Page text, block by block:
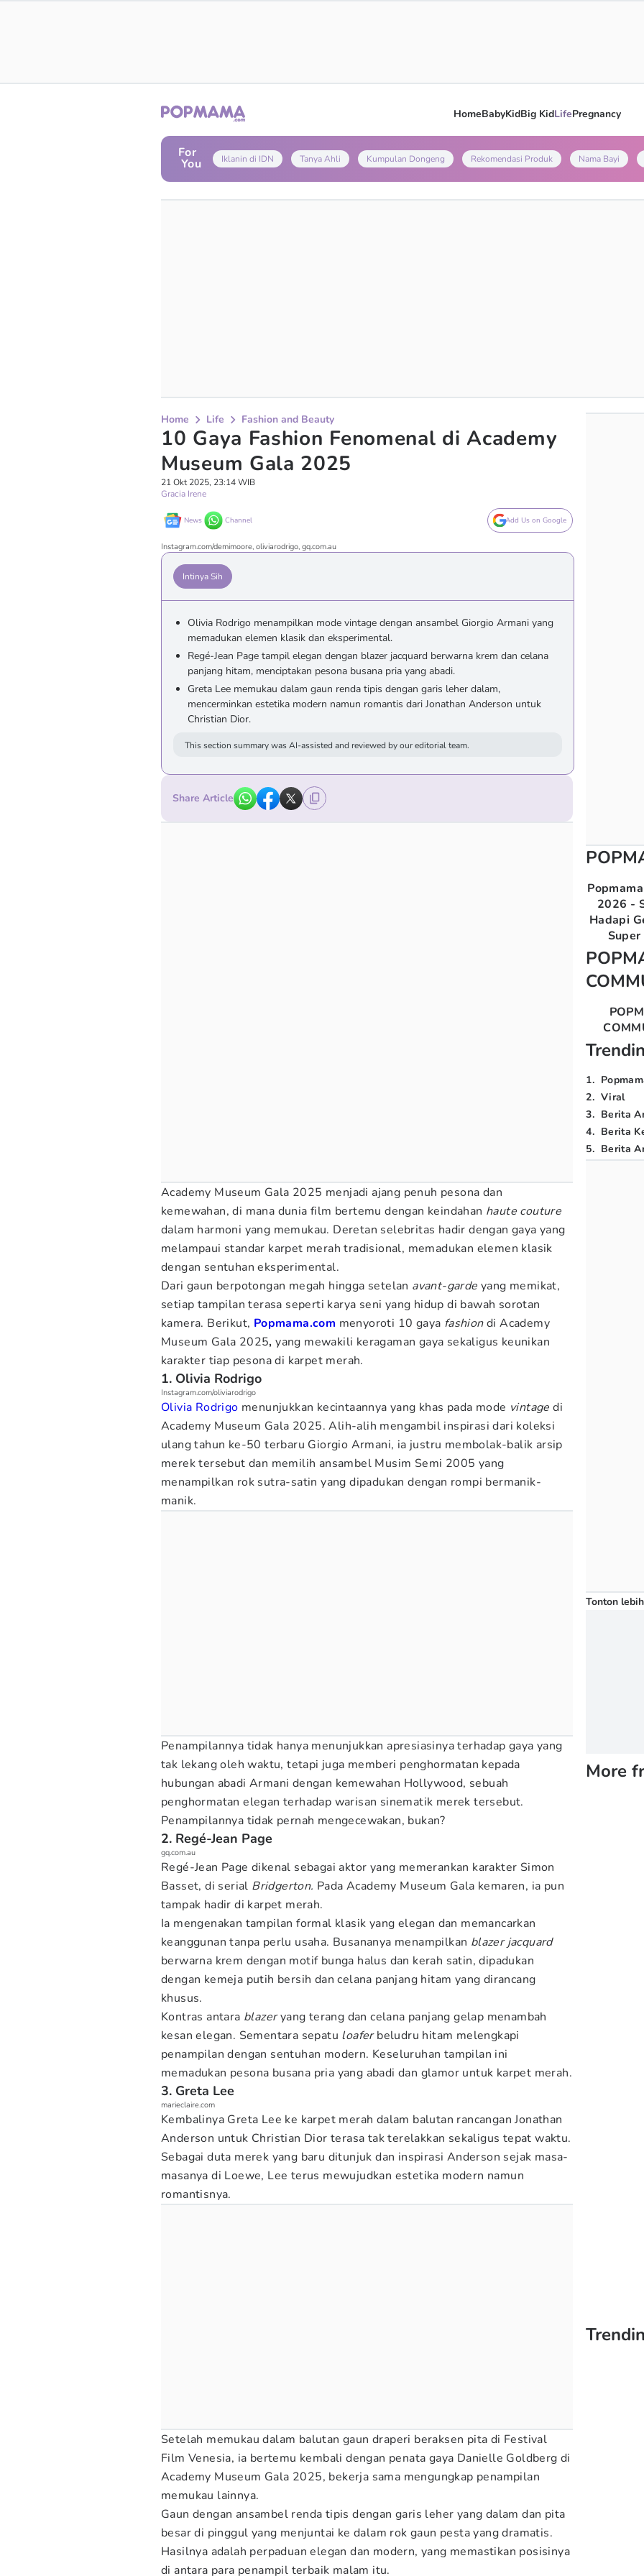
HomeBabyKidBig KidLifePregnancy
For
You Iklanin di IDN Tanya Ahli Kumpulan Dongeng Rekomendasi Produk Nama Bayi
Home Life Fashion and Beauty
10 Gaya Fashion Fenomenal di Academy
Museum Gala 2025
21 Okt 2025, 23:14 WIB
Gracia Irene
News Channel Add Us on Google
Instagram.com/demimoore, oliviarodrigo, gq.com.au
Intinya Sih
Olivia Rodrigo menampilkan mode vintage dengan ansambel Giorgio Armani yang
memadukan elemen klasik dan eksperimental.
Regé-Jean Page tampil elegan dengan blazer jacquard berwarna krem dan celana
panjang hitam, menciptakan pesona busana pria yang abadi.
Greta Lee memukau dalam gaun renda tipis dengan garis leher dalam,
mencerminkan estetika modern namun romantis dari Jonathan Anderson untuk
Christian Dior.
This section summary was AI-assisted and reviewed by our editorial team.
Share Article
Academy Museum Gala 2025 menjadi ajang penuh pesona dan
kemewahan, di mana dunia film bertemu dengan keindahan haute couture
dalam harmoni yang memukau. Deretan selebritas hadir dengan gaya yang
melampaui standar karpet merah tradisional, memadukan elemen klasik
dengan sentuhan eksperimental.
Dari gaun berpotongan megah hingga setelan avant-garde yang memikat,
setiap tampilan terasa seperti karya seni yang hidup di bawah sorotan
kamera. Berikut, Popmama.com menyoroti 10 gaya fashiondi Academy
Museum Gala 2025,yang mewakili keragaman gaya sekaligus keunikan
karakter tiap pesona di karpet merah.
1. Olivia Rodrigo
Instagram.com/oliviarodrigo
Olivia Rodrigo menunjukkan kecintaannya yang khas pada mode vintage di
Academy Museum Gala 2025. Alih-alih mengambil inspirasi dari koleksi
ulang tahun ke-50 terbaru Giorgio Armani, ia justru membolak-balik arsip
merek tersebut dan memilih ansambel Musim Semi 2005 yang
menampilkan rok sutra-satin yang dipadukan dengan rompi bermanik-
manik.
Penampilannya tidak hanya menunjukkan apresiasinya terhadap gaya yang
tak lekang oleh waktu, tetapi juga memberi penghormatan kepada
hubungan abadi Armani dengan kemewahan Hollywood, sebuah
penghormatan elegan terhadap warisan sinematik merek tersebut.
Penampilannya tidak pernah mengecewakan, bukan?
2. Regé-Jean Page
gq.com.au
Regé-Jean Page dikenal sebagai aktor yang memerankan karakter Simon
Basset, di serial Bridgerton. Pada Academy Museum Gala kemaren, ia pun
tampak hadir di karpet merah.
Ia mengenakan tampilan formal klasik yang elegan dan memancarkan
keanggunan tanpa perlu usaha. Busananya menampilkan blazer jacquard
berwarna krem ​​dengan motif bunga halus dan kerah satin, dipadukan
dengan kemeja putih bersih dan celana panjang hitam yang dirancang
khusus.
Kontras antara blazeryang terang dan celana panjang gelap menambah
kesan elegan. Sementara sepatu loaferbeludru hitam melengkapi
penampilan dengan sentuhan modern. Keseluruhan tampilan ini
memadukan pesona busana pria yang abadi dan glamor untuk karpet merah.
3. Greta Lee
marieclaire.com
Kembalinya Greta Lee ke karpet merah dalam balutan rancangan Jonathan
Anderson untuk Christian Dior terasa tak terelakkan sekaligus tepat waktu.
Sebagai duta merek yang baru ditunjuk dan inspirasi Anderson sejak masa-
masanya di Loewe, Lee terus mewujudkan estetika modern namun
romantisnya.
Setelah memukau dalam balutan gaun draperi beraksen pita di Festival
Film Venesia, ia bertemu kembali dengan penata gaya Danielle Goldberg di
Academy Museum Gala 2025, bekerja sama mengungkap penampilan
memukau lainnya.
Gaun dengan ansambel renda tipis dengan garis leher yang dalam dan pita
besar di pinggul yang menjuntai ke dalam rok gaun pesta yang dramatis.
Hasilnya adalah perpaduan elegan dan modern, yang memastikan posisinya
di antara para penampil terbaik malam itu.
2026 -
Hadapi
1.
2. Viral
3. Berita
4. Berita
5. Berita
Tonton
More